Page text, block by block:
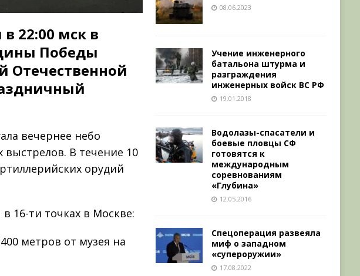
22:00 мск в
Победы
Отечественной
вечернее небо
выстрелов. В течение 10
орудий
16-ти точках в Москве:
метров от музея на
08.06.2023
Учение инженерного
батальона штурма и
разграждения
инженерных войск ВС РФ
19.01.2018
Водолазы-спасатели и
боевые пловцы СФ
готовятся к
международным
соревнованиям
«Глубина»
12.05.2016
Спецоперация развеяла
миф о западном
«супероружии»
17.08.2022